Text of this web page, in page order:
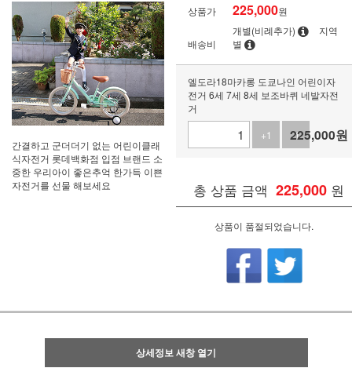
간결하고 군더더기 없는 어린이클래
식자전거 롯데백화점 입점 브랜드 소
중한 우리아이 좋은추억 한가득 이쁜
자전거를 선물 해보세요
상품가 225,000원
배송비
개별(비례추가)
지역
별
엘도라18마카롱 도쿄나인 어린이자
전거 6세 7세 8세 보조바퀴 네발자전
거
+1
-1
225,000원
총 상품 금액 225,000 원
상품이 품절되었습니다.
상세정보 새창 열기